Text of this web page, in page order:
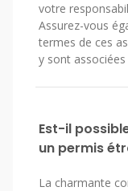
votre
Assurez-vous
termes de ces
y sont
Est-il
un permis
La charmante